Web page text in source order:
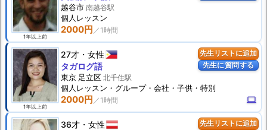
1年以上前
2000円
越谷市 南越谷駅
個人 レッスン
先生リストに追加
先生に質問する
1年以上前
27才 女性
2000円 computer
タガログ語
東京 足立区 北千住駅
個人 レッスン ・グループ・会社・子供・特別
先生リストに追加
36才 女性